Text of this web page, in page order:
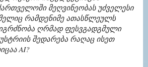
მეღვინეობას უძველესი
რამდენიმე ათასწლეულს
ღრმად ფესვგადგმული
შედარება რაღაც ისეთ
AI?